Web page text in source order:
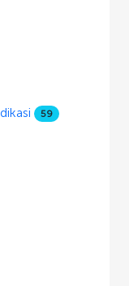
59